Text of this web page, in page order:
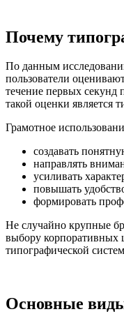
Почему
По данным
пользователи
течение первых секунд
такой оценки является
Грамотное
создавать
направлять
усиливать
повышать
формировать
Не случайно крупные
выбору корпоративных
типографической
Основные